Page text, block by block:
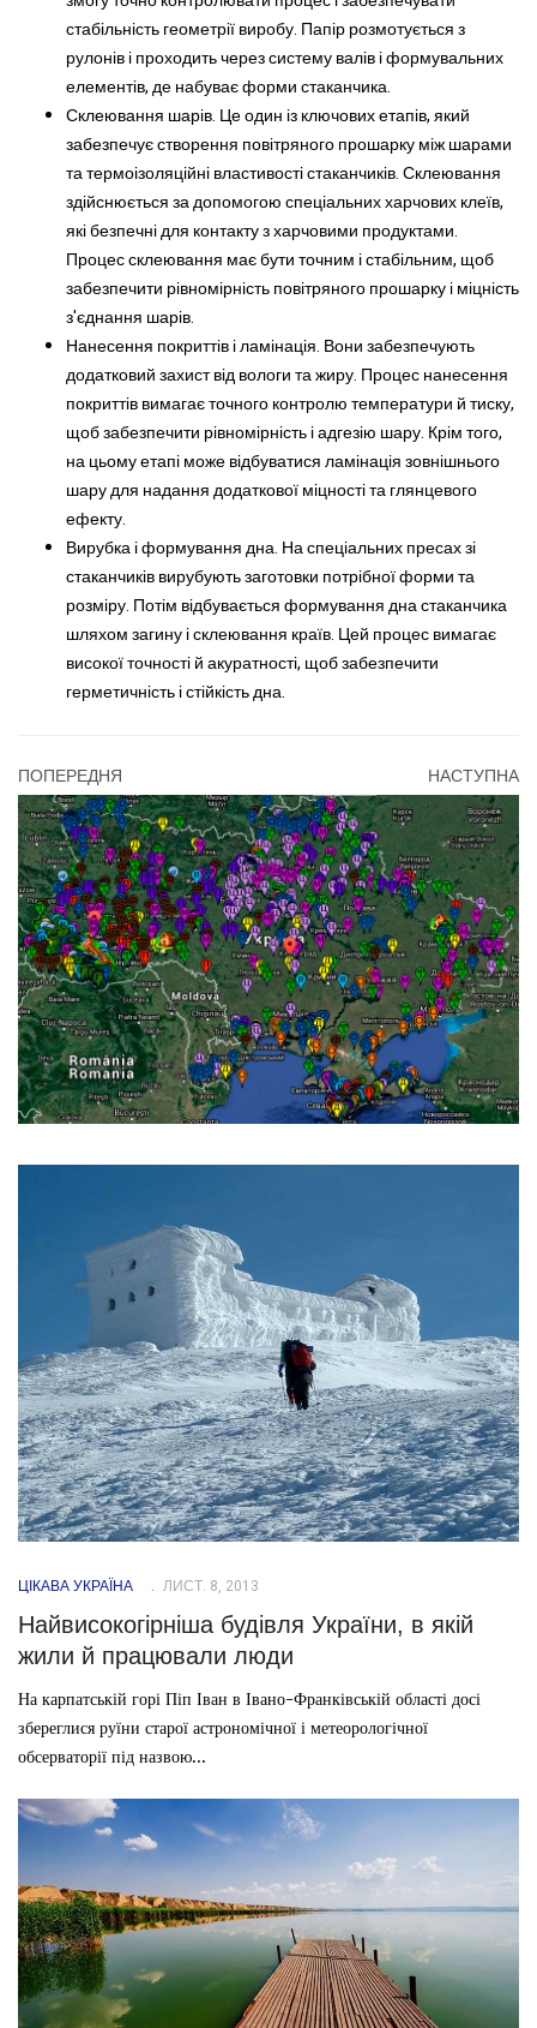
стабільність геометрії виробу. Папір розмотується з
рулонів і проходить через систему валів і формувальних
елементів, де набуває форми стаканчика.
Склеювання шарів. Це один із ключових етапів, який
забезпечує створення повітряного прошарку між шарами
та термоізоляційні властивості стаканчиків. Склеювання
здійснюється за допомогою спеціальних харчових клеїв,
які безпечні для контакту з харчовими продуктами.
Процес склеювання має бути точним і стабільним, щоб
забезпечити рівномірність повітряного прошарку і міцність
з'єднання шарів.
Нанесення покриттів і ламінація. Вони забезпечують
додатковий захист від вологи та жиру. Процес нанесення
покриттів вимагає точного контролю температури й тиску,
щоб забезпечити рівномірність і адгезію шару. Крім того,
на цьому етапі може відбуватися ламінація зовнішнього
шару для надання додаткової міцності та глянцевого
ефекту.
Вирубка і формування дна. На спеціальних пресах зі
стаканчиків вирубують заготовки потрібної форми та
розміру. Потім відбувається формування дна стаканчика
шляхом загину і склеювання країв. Цей процес вимагає
високої точності й акуратності, щоб забезпечити
герметичність і стійкість дна.
ПОПЕРЕДНЯ НАСТУПНА
ЦІКАВА УКРАЇНА ЛИСТ. 8, 2013
Найвисокогірніша будівля України, в якій
жили й працювали люди
На карпатській горі Піп Іван в Івано-Франківській області досі
збереглися руїни старої астрономічної і метеорологічної
обсерваторії під назвою...